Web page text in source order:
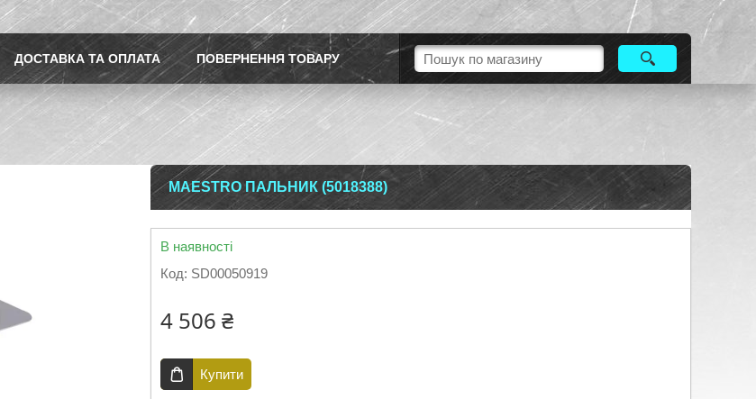
ДОСТАВКА ТА ОПЛАТА ПОВЕРНЕННЯ ТОВАРУ
MAESTRO ПАЛЬНИК (5018388)
В наявності
Код: SD00050919
4 506 ₴
Купити